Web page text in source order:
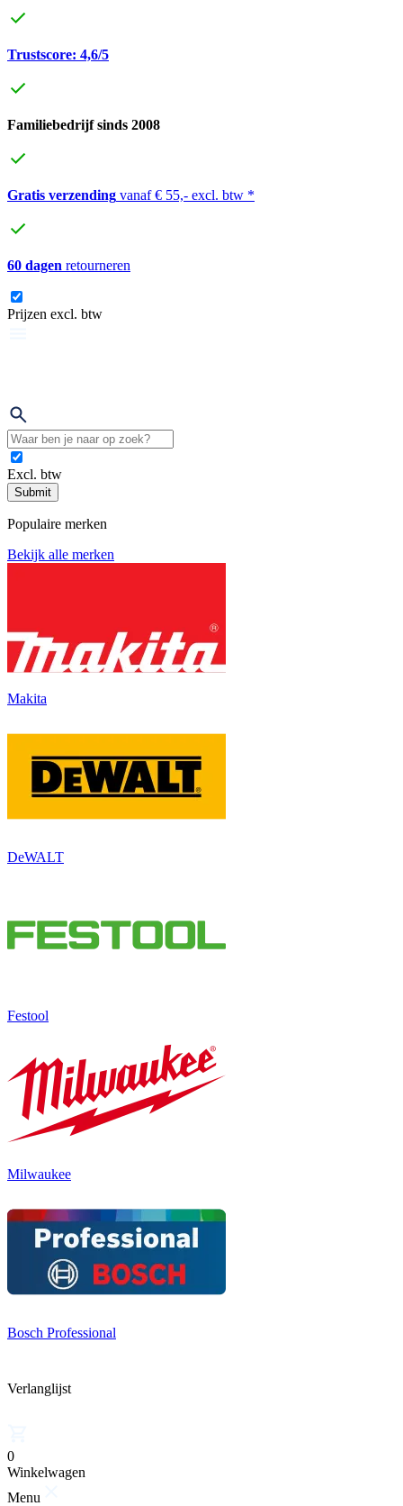
Trustscore: 4,6/5
Familiebedrijf sinds 2008
Gratis verzending vanaf € 55,- excl. btw *
60 dagen retourneren
Prijzen excl. btw
Excl. btw
Submit
Populaire merken
Bekijk alle merken
Makita
DeWALT
Festool
Milwaukee
Bosch Professional
Verlanglijst
0
Winkelwagen
Menu